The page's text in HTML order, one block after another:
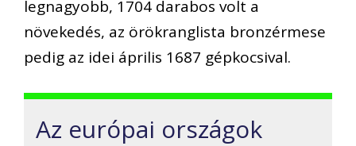
legnagyobb, 1704 darabos volt a
növekedés, az örökranglista bronzérmese
pedig az idei április 1687 gépkocsival.
Az európai országok